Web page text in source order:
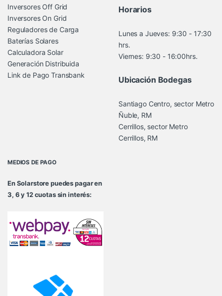
Inversores Off Grid
Inversores On Grid
Reguladores de Carga
Baterías Solares
Calculadora Solar
Generación Distribuida
Link de Pago Transbank
Horarios
Lunes a Jueves: 9:30 - 17:30
hrs.
Viernes: 9:30 - 16:00hrs.
Ubicación Bodegas
Santiago Centro, sector Metro
Ñuble, RM
Cerrillos, sector Metro
Cerrillos, RM
MEDIOS DE PAGO
En Solarstore puedes pagar en
3, 6 y 12 cuotas sin interés: